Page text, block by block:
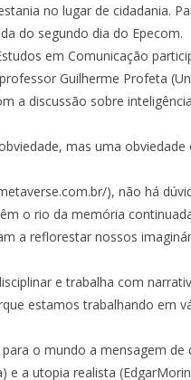
no lugar de cidadania.
do segundo dia do Epecom.
em Comunicação
Guilherme Profeta
a discussão sobre
mas uma
), não há
o rio da memória
a reflorestar nossos
e trabalha com
estamos trabalhando em
o mundo a mensagem
e a utopia realista